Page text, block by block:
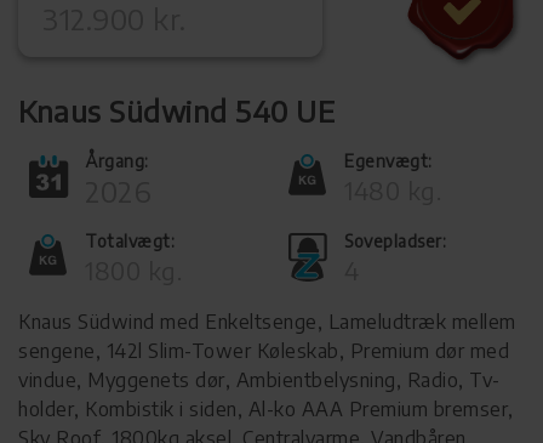
Knaus Südwind 540 UE
Årgang: Egenvægt:
Totalvægt: Sovepladser:
Knaus Südwind med Enkeltsenge, Lameludtræk mellem
sengene, 142l Slim-Tower Køleskab, Premium dør med
vindue, Myggenets dør, Ambientbelysning, Radio, Tv-
holder, Kombistik i siden, Al-ko AAA Premium bremser,
Sky Roof, 1800kg aksel, Centralvarme, Vandbåren